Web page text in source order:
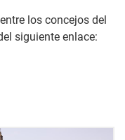
los concejos del
siguiente enlace: